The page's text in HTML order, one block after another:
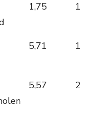
1,75 1
5,71 1
5,57 2